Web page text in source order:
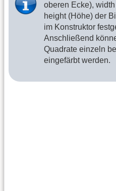
oberen Ecke),
height (Höhe) der
im Konstruktor
Anschließend
Quadrate einzeln
eingefärbt werden.